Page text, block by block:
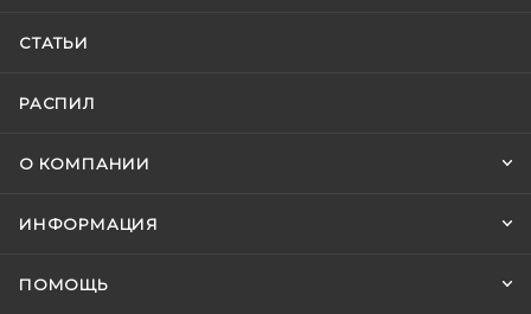
СТАТЬИ
РАСПИЛ
О КОМПАНИИ
ИНФОРМАЦИЯ
ПОМОЩЬ